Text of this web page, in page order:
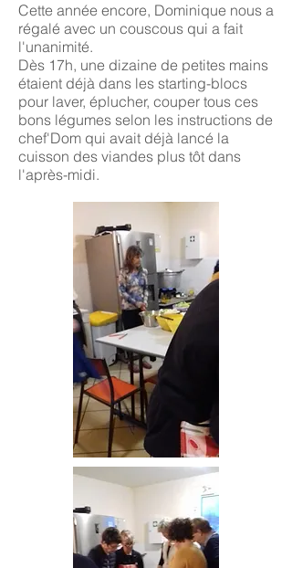
Cette année encore, Dominique nous a
régalé avec un couscous qui a fait
l'unanimité.
Dès 17h, une dizaine de petites mains
étaient déjà dans les starting-blocs
pour laver, éplucher, couper tous ces
bons légumes selon les instructions de
chef'Dom qui avait déjà lancé la
cuisson des viandes plus tôt dans
l'après-midi.